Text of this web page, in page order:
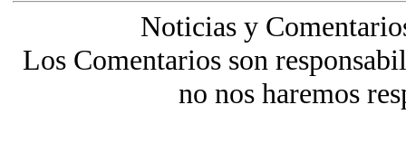
Noticias y
Los Comentarios son
no nos haremos